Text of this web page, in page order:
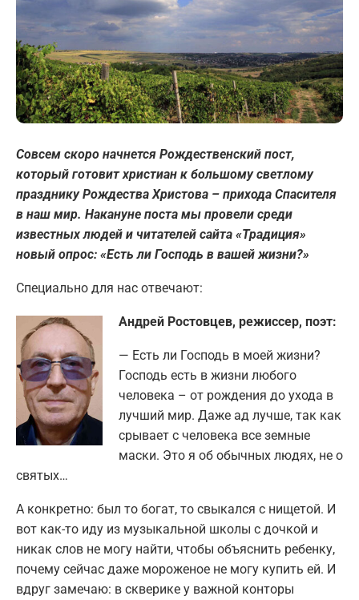
Совсем скоро начнется Рождественский пост,
который готовит христиан к большому светлому
празднику Рождества Христова – прихода Спасителя
в наш мир. Накануне поста мы провели среди
известных людей и читателей сайта «Традиция»
новый опрос: «Есть ли Господь в вашей жизни?»
Специально для нас отвечают:
Андрей Ростовцев, режиссер, поэт:
— Есть ли Господь в моей жизни?
Господь есть в жизни любого
человека – от рождения до ухода в
лучший мир. Даже ад лучше, так как
срывает с человека все земные
маски. Это я об обычных людях, не о
святых…
А конкретно: был то богат, то свыкался с нищетой. И
вот как-то иду из музыкальной школы с дочкой и
никак слов не могу найти, чтобы объяснить ребенку,
почему сейчас даже мороженое не могу купить ей. И
вдруг замечаю: в скверике у важной конторы